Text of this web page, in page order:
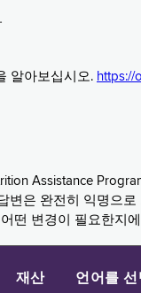
알아보십시오. https://
Assistance
은 완전히 익명으
떤 변경이 필요한지
재산 언어를